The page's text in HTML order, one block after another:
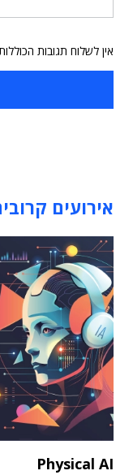
אין לשלוח תגובות
אירועים
Physical AI